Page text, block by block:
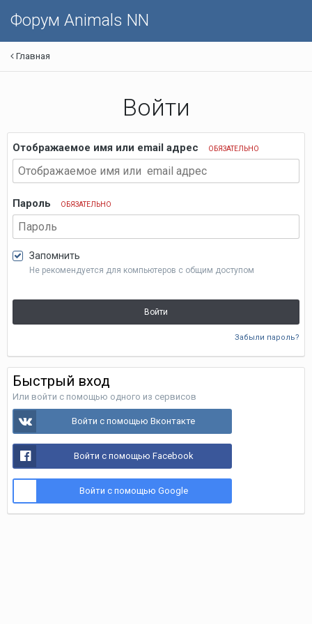
Форум Animals NN
Главная
Войти
Отображаемое имя или email адрес ОБЯЗАТЕЛЬНО
Пароль ОБЯЗАТЕЛЬНО
Запомнить
Не рекомендуется для компьютеров с общим доступом
Войти
Забыли пароль?
Быстрый вход
Или войти с помощью одного из сервисов
Войти с помощью Вконтакте
Войти с помощью Facebook
Войти с помощью Google